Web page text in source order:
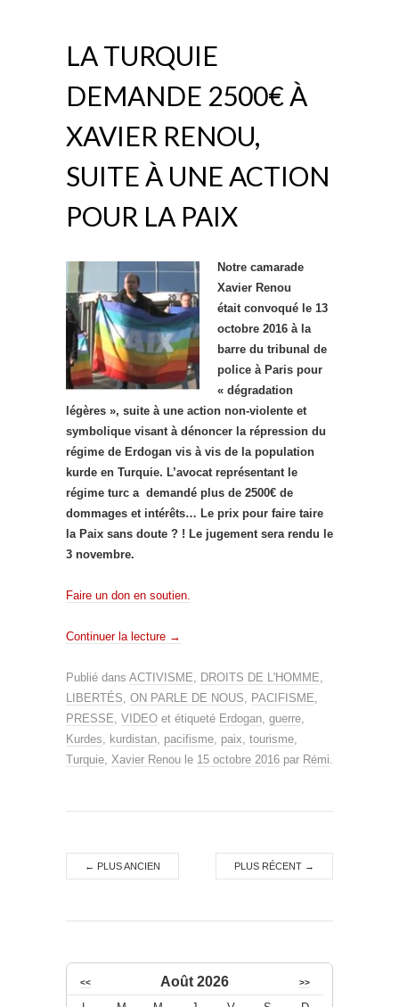
LA TURQUIE
DEMANDE 2500€ À
XAVIER RENOU,
SUITE À UNE ACTION
POUR LA PAIX
Notre camarade
Xavier Renou
était convoqué le 13
octobre 2016 à la
barre du tribunal de
police à Paris pour
« dégradation
légères », suite à une action non-violente et
symbolique visant à dénoncer la répression du
régime de Erdogan vis à vis de la population
kurde en Turquie. L’avocat représentant le
régime turc a demandé plus de 2500€ de
dommages et intérêts… Le prix pour faire taire
la Paix sans doute ? ! Le jugement sera rendu le
3 novembre.
Faire un don en soutien.
Continuer la lecture →
Publié dans ACTIVISME DROITS DE L'HOMME
LIBERTÉS ON PARLE DE NOUS PACIFISME
PRESSE VIDEO et étiqueté Erdogan guerre
Kurdes
kurdistan pacifisme paix tourisme
Turquie Xavier Renou le 15 octobre 2016 par Rémi
← PLUS ANCIEN PLUS RÉCENT →
<< Août 2026 >>